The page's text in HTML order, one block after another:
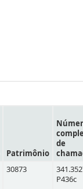
Patrimônio
de
30873
P436c